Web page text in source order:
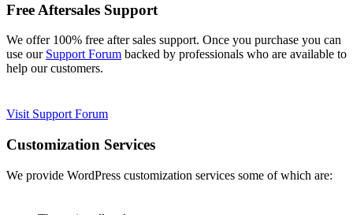
Free Aftersales Support
We offer 100% free after sales support. Once you purchase you can
use our Support Forum backed by professionals who are available to
help our customers.
Visit Support Forum
Customization Services
We provide WordPress customization services some of which are: